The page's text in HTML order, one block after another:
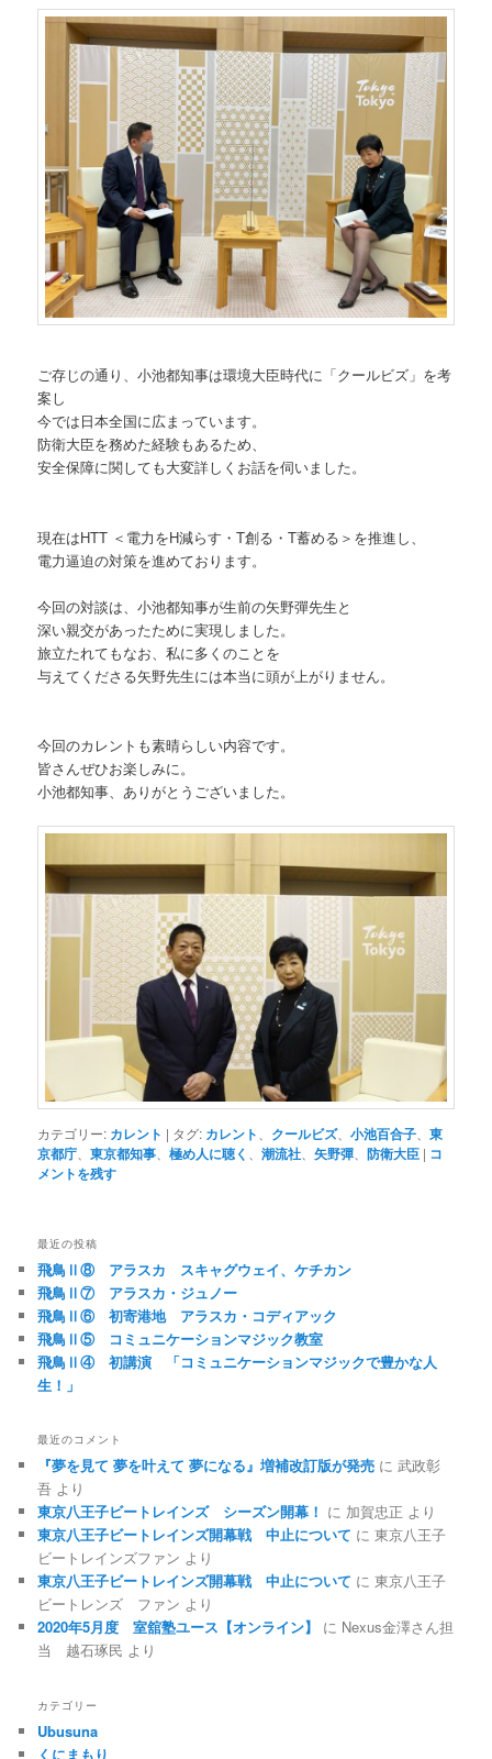
ご存じの通り、小池都知事は環境大臣時代に「クールビズ」を考
案し
今では日本全国に広まっています。
防衛大臣を務めた経験もあるため、
安全保障に関しても大変詳しくお話を伺いました。
現在はHTT ＜電力をH減らす・T創る・T蓄める＞を推進し、
電力逼迫の対策を進めております。
今回の対談は、小池都知事が生前の矢野彈先生と
深い親交があったために実現しました。
旅立たれてもなお、私に多くのことを
与えてくださる矢野先生には本当に頭が上がりません。
今回のカレントも素晴らしい内容です。
皆さんぜひお楽しみに。
小池都知事、ありがとうございました。
カテゴリー: カレント | タグ: カレント クールビズ、小池百合子 、東
京都庁 、東京都知事 、極め人に聴く 、潮流社 、矢野彈 、防衛大臣 | コ
メントを残す
最近の投稿
飛鳥Ⅱ⑧ アラスカ スキャグウェイ、ケチカン
飛鳥Ⅱ⑦ アラスカ・ジュノー
飛鳥Ⅱ⑥ 初寄港地 アラスカ・コディアック
飛鳥Ⅱ⑤ コミュニケーションマジック教室
飛鳥Ⅱ④ 初講演 「コミュニケーションマジックで豊かな人
生！」
最近のコメント
『夢を見て 夢を叶えて 夢になる』増補改訂版が発売 に武政彰
吾 より
東京八王子ビートレインズ シーズン開幕！ に 加賀忠正 より
東京八王子ビートレインズ開幕戦 中止について に東京八王子
ビートレインズファン より
東京八王子ビートレインズ開幕戦 中止について に東京八王子
ビートレンズ ファン より
2020年5月度 室舘塾ユース【オンライン】
に Nexus金澤さん担
当 越石琢民 より
カテゴリー
Ubusuna
くにまもり